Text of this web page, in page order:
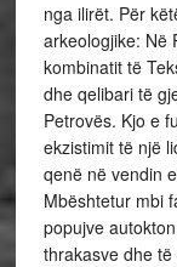
nga ilirët. Për
arkeologjike: Në
kombinatit të
dhe qelibari të
Petrovës. Kjo e
ekzistimit të një
qenë në vendin
Mbështetur mbi
popujve
thrakasve dhe